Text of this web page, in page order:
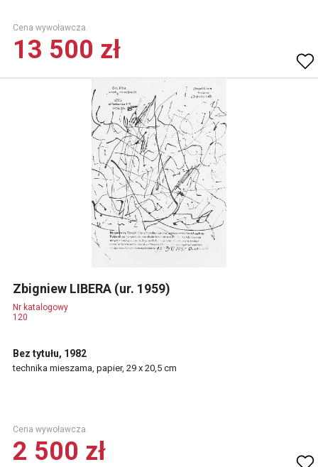
Cena wywoławcza.
13 500 zł
Zbigniew LIBERA (ur. 1959)
Nr katalogowy
120
Bez tytułu, 1982
technika mieszama, papier, 29 x 20,5 cm
Cena wywoławcza.
2 500 zł